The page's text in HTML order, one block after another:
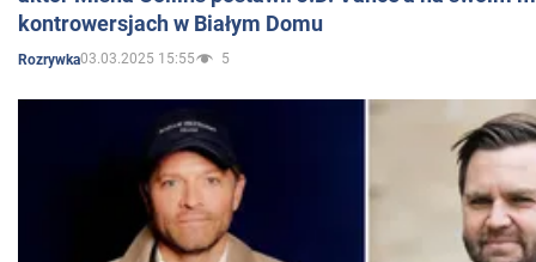
kontrowersjach w Białym Domu
Rozrywka03.03.2025 15:55 5